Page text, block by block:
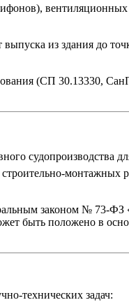
из здания до
(СП 30.13330,
судопроизводства
монтажных
законом № 73-ФЗ
быть положено в
технических задач: